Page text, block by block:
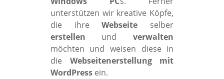
unterstützen wir kreative Köpfe,
die ihreWebseite selber
erstellen undverwalten
möchten und weisen diese in
die Webseitenerstellung mit
WordPressein.